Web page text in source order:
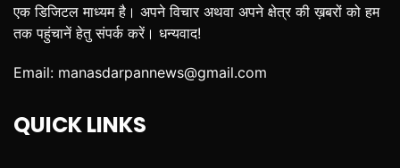
एक डिजिटल माध्यम है। अपने विचार अथवा अपने क्षेत्र की ख़बरों को हम
तक पहुंचानें हेतु संपर्क करें। धन्यवाद!
Email: manasdarpannews@gmail.com
QUICK LINKS